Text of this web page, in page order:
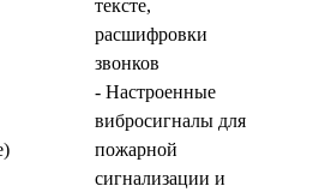
тексте,
расшифровки
звонков
- Настроенные
вибросигналы для
пожарной
сигнализации и